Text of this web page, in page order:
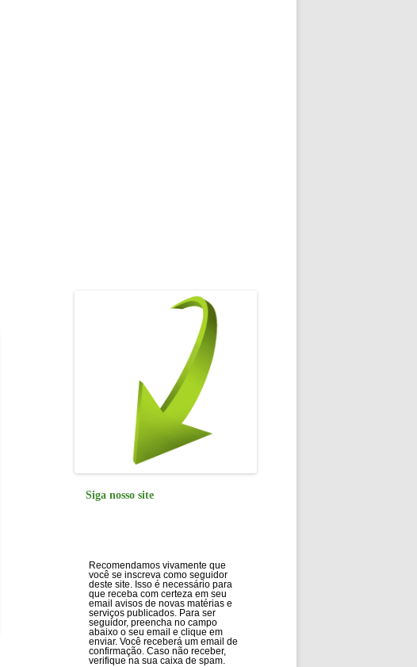
Siga nosso site
Recomendamos vivamente que
você se inscreva como seguidor
deste site. Isso é necessário para
que receba com certeza em seu
email avisos de novas matérias e
serviços publicados. Para ser
seguidor, preencha no campo
abaixo o seu email e clique em
enviar. Você receberá um email de
confirmação. Caso não receber,
verifique na sua caixa de spam.